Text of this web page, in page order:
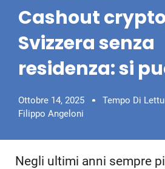
Cashout
Svizzera senza
residenza: si
Ottobre 14, 2025
Tempo Di
Filippo Angeloni
Negli ultimi anni sempre